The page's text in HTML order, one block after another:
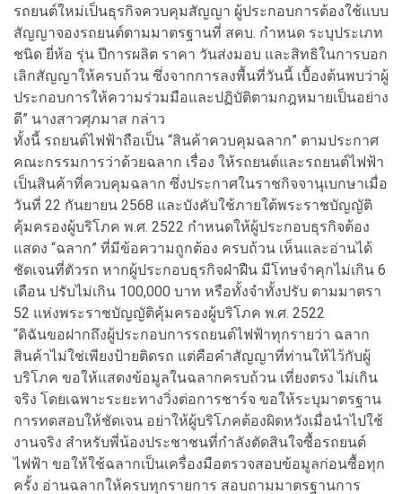
รถยนต์ใหม่เป็นธุรกิจควบคุมสัญญา ผู้ประกอบการต้องใช้แบบ
สัญญาจองรถยนต์ตามมาตรฐานที่ สคบ. กำหนด ระบุประเภท
ชนิด ยี่ห้อ รุ่น ปีการผลิต ราคา วันส่งมอบ และสิทธิในการบอก
เลิกสัญญาให้ครบถ้วน ซึ่งจากการลงพื้นที่วันนี้ เบื้องต้นพบว่าผู้
ประกอบการให้ความร่วมมือและปฏิบัติตามกฎหมายเป็นอย่าง
ดี” นางสาวศุภมาส กล่าว
ทั้งนี้ รถยนต์ไฟฟ้าถือเป็น “สินค้าควบคุมฉลาก” ตามประกาศ
คณะกรรมการว่าด้วยฉลาก เรื่อง ให้รถยนต์และรถยนต์ไฟฟ้า
เป็นสินค้าที่ควบคุมฉลาก ซึ่งประกาศในราชกิจจานุเบกษาเมื่อ
วันที่ 22 กันยายน 2568 และบังคับใช้ภายใต้พระราชบัญญัติ
คุ้มครองผู้บริโภค พ.ศ. 2522 กำหนดให้ผู้ประกอบธุรกิจต้อง
แสดง “ฉลาก” ที่มีข้อความถูกต้อง ครบถ้วน เห็นและอ่านได้
ชัดเจนที่ตัวรถ หากผู้ประกอบธุรกิจฝ่าฝืน มีโทษจำคุกไม่เกิน 6
เดือน ปรับไม่เกิน 100,000 บาท หรือทั้งจำทั้งปรับ ตามมาตรา
52 แห่งพระราชบัญญัติคุ้มครองผู้บริโภค พ.ศ. 2522
“ดิฉันขอฝากถึงผู้ประกอบการรถยนต์ไฟฟ้าทุกรายว่า ฉลาก
สินค้าไม่ใช่เพียงป้ายติดรถ แต่คือคำสัญญาที่ท่านให้ไว้กับผู้
บริโภค ขอให้แสดงข้อมูลในฉลากครบถ้วน เที่ยงตรง ไม่เกิน
จริง โดยเฉพาะระยะทางวิ่งต่อการชาร์จ ขอให้ระบุมาตรฐาน
การทดสอบให้ชัดเจน อย่าให้ผู้บริโภคต้องผิดหวังเมื่อนำไปใช้
งานจริง สำหรับพี่น้องประชาชนที่กำลังตัดสินใจซื้อรถยนต์
ไฟฟ้า ขอให้ใช้ฉลากเป็นเครื่องมือตรวจสอบข้อมูลก่อนซื้อทุก
ครั้ง อ่านฉลากให้ครบทุกรายการ สอบถามมาตรฐานการ